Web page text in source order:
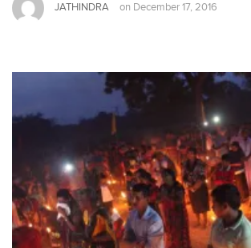
JATHINDRA on December 17, 2016